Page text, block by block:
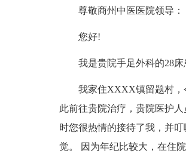
尊敬商州中医医院领导：
您好!
我是贵院手足外科的28
我家住XXXX镇留题村，
此前往贵院治疗，贵院医护
时您很热情的接待了我，并
觉。 因为年纪比较大，在住